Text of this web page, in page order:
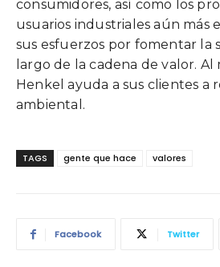
consumidores, así como los
usuarios industriales aún más
sus esfuerzos por fomentar la
largo de la cadena de valor. Al
Henkel ayuda a sus clientes a
ambiental.
TAGS gente que hace valores
Facebook Twitter